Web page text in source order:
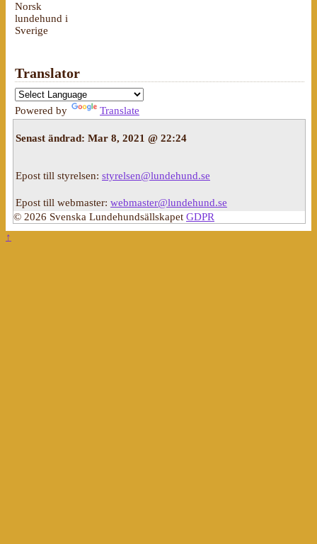
Norsk
lundehund i
Sverige
Translator
Powered by Translate
Senast ändrad: Mar 8, 2021 @ 22:24
Epost till styrelsen: styrelsen@lundehund.se
Epost till webmaster: webmaster@lundehund.se
© 2026 Svenska Lundehundsällskapet GDPR
↑